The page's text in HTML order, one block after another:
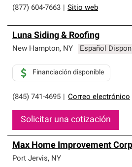
(877) 604-7663
Sitio web
Luna Siding & Roofing
New Hampton, NY Español
(845) 741-4695 Correo electrónico
Financiación disponible
Solicitar una cotización
Max Home Improvement Corp
Port Jervis, NY